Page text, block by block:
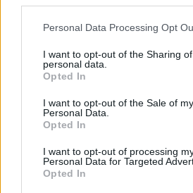
Personal Data Processing Opt
I want to opt-out of the Sharing
personal data.
Opted In
I want to opt-out of the Sale of my
Personal Data.
Opted In
I want to opt-out of processing
Personal Data for Targeted
Opted In
Ωράριο Λειτουργίας
Δευ - Παρ: 09:00 - 18:00
Σάββατο: 10:00 - 19:00
Χρήσιμες Σελίδες
Καριέρα
Τα Νέα μας
Spa Marketing &